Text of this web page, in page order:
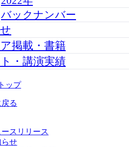
バックナンバー
掲載・書籍
・講演実績
ップ
る
ースリリース
らせ